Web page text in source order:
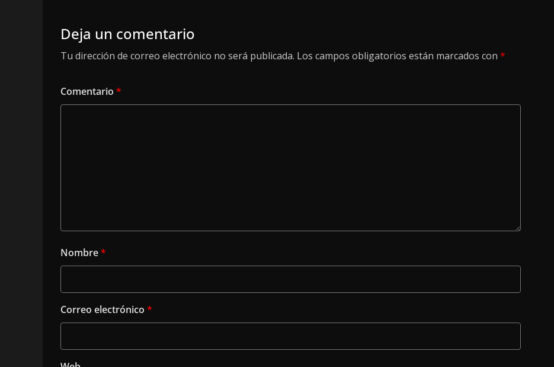
Deja un comentario
Tu dirección de correo electrónico no será publicada. Los campos obligatorios están marcados con *
Comentario *
Nombre*
Correo electrónico *